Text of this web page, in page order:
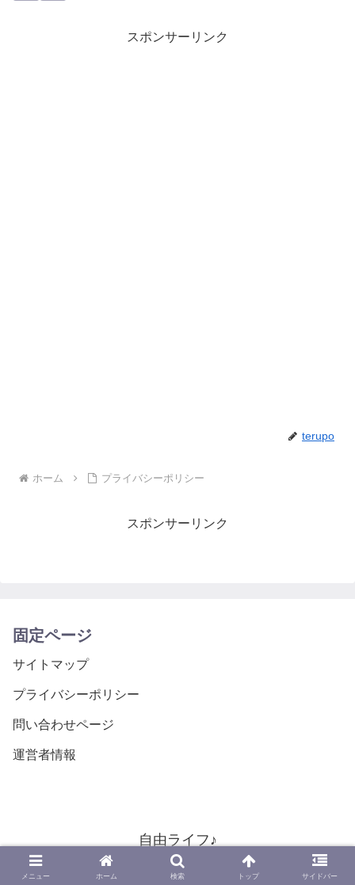
スポンサーリンク
terupo
ホーム プライバシーポリシー
スポンサーリンク
固定ページ
サイトマップ
プライバシーポリシー
問い合わせページ
運営者情報
自由ライフ♪
© 2019 自由ライフ♪.
メニュー ホーム 検索 トップ サイドバー